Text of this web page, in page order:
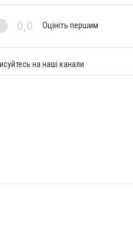
0,0 Оцініть першим
на наші канали